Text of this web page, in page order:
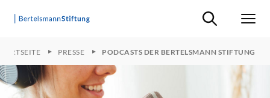
Suche ein-/
PRESSE PODCASTS DER BERTELSMANN STIFTUNG